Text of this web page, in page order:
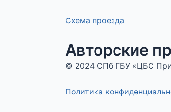
Схема проезда
Авторские
© 2024 СПб ГБУ «ЦБС
Политика